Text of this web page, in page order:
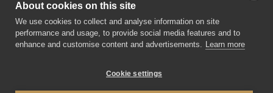
Pravidla ochrany osobních údajů
Obchodní podmínky
About cookies on this site
We use cookies to collect and analyse information on site
performance and usage, to provide social media features and to
enhance and customise content and advertisements. Learn more
Cookie settings